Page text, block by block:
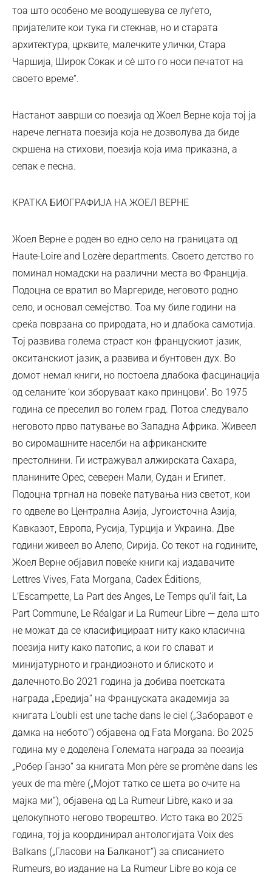
тоа што особено ме воодушевува се луѓето,
пријателите кои тука ги стекнав, но и старата
архитектура, црквите, малечките улички, Стара
Чаршија, Широк Сокак и сè што го носи печатот на
своето време“.
Настанот заврши со поезија од Жоел Верне која тој ја
нарече легната поезија која не дозволува да биде
скршена на стихови, поезија која има приказна, а
сепак е песна.
КРАТКА БИОГРАФИЈА НА ЖОЕЛ ВЕРНЕ
Жоел Верне е роден во едно село на границата од
Haute-Loire and Lozère departments. Своето детство го
поминал номадски на различни места во Франција.
Подоцна се вратил во Маргериде, неговото родно
село, и основал семејство. Тоа му биле години на
среќа поврзана со природата, но и длабока самотија.
Тој развива голема страст кон францускиот јазик,
окситанскиот јазик, а развива и бунтовен дух. Во
домот немал книги, но постоела длабока фасцинација
од селаните ‘кои зборуваат како принцови’. Во 1975
година се преселил во голем град. Потоа следувало
неговото прво патување во Западна Африка. Живеел
во сиромашните населби на африканските
престолнини. Ги истражувал алжирската Сахара,
планините Орес, северен Мали, Судан и Египет.
Подоцна тргнал на повеќе патувања низ светот, кои
го одвеле во Централна Азија, Југоисточна Азија,
Кавказот, Европа, Русија, Турција и Украина. Две
години живеел во Алепо, Сирија. Со текот на годините,
Жоел Верне објавил повеќе книги кај издавачите
Lettres Vives, Fata Morgana, Cadex Éditions,
L’Escampette, La Part des Anges, Le Temps qu’il fait, La
Part Commune, Le Réalgar и La Rumeur Libre — дела што
не можат да се класифицираат ниту како класична
поезија ниту како патопис, а кои го слават и
минијатурното и грандиозното и блиското и
далечното.Во 2021 година ја добива поетската
награда „Ередија“ на Француската академија за
книгата L’oubli est une tache dans le ciel („Заборавот е
дамка на небото“) објавена од Fata Morgana. Во 2025
година му е доделена Големата награда за поезија
„Робер Ганзо“ за книгата Mon père se promène dans les
yeux de ma mère („Мојот татко се шета во очите на
мајка ми“), објавена од La Rumeur Libre, како и за
целокупното негово творештво. Исто така во 2025
година, тој ја координирал антологијата Voix des
Balkans („Гласови на Балканот“) за списанието
Rumeurs, во издание на La Rumeur Libre во која се